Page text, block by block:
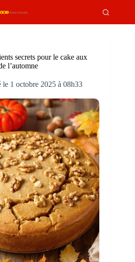
secrets pour le cake aux
l’automne
le 1 octobre 2025 à 08h33